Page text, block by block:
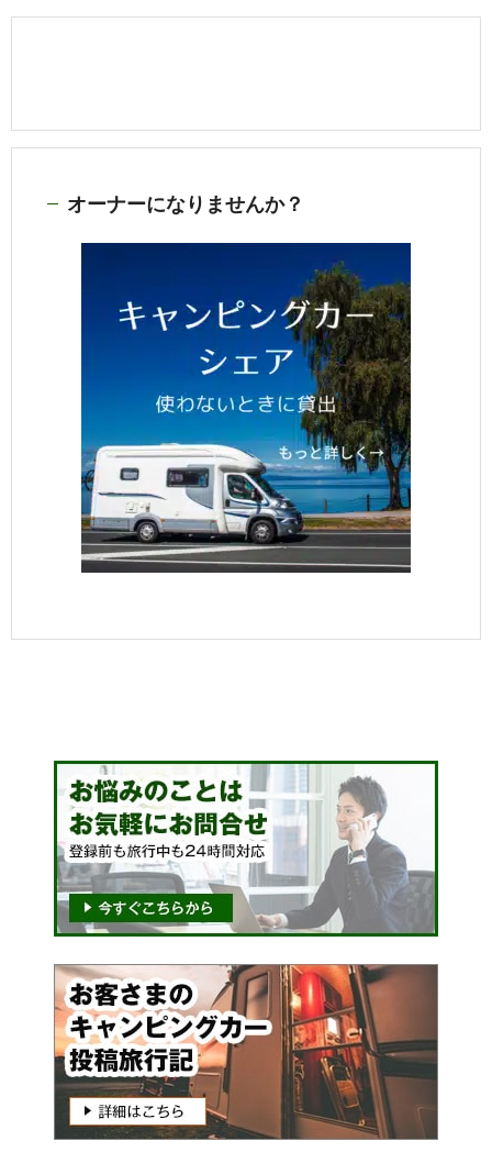
オーナーになりませんか？